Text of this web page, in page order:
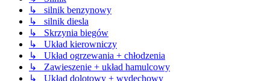
↳ silnik benzynowy
↳ silnik diesla
↳ Skrzynia biegów
↳ Układ kierowniczy
↳ Układ ogrzewania + chłodzenia
↳ Zawieszenie + układ hamulcowy
↳ Układ dolotowy + wydechowy